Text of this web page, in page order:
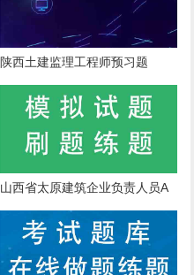
陕西土建监理工程师预习题
山西省太原建筑企业负责人员A
证考核历年题库